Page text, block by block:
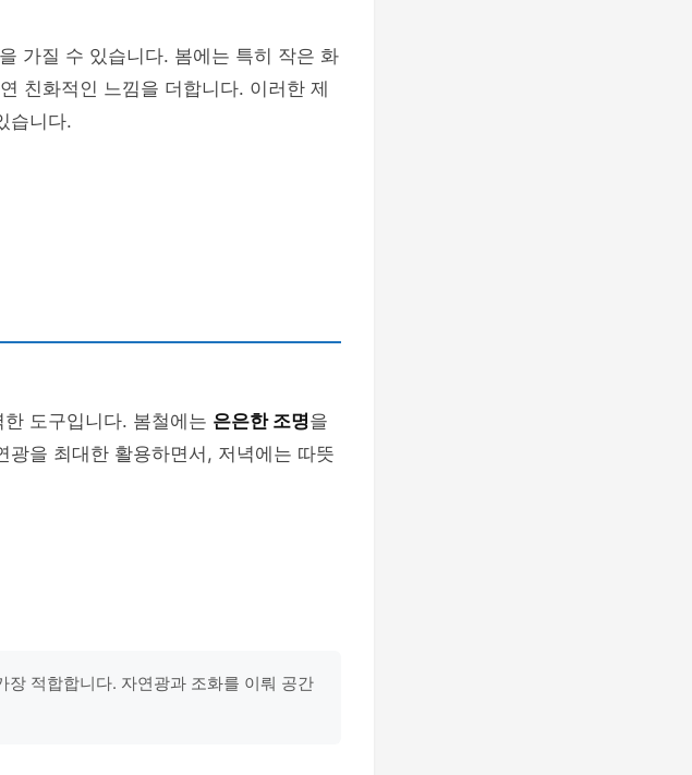
가질 수 있습니다. 봄에는 특히 작은 화
친화적인 느낌을 더합니다. 이러한 제
습니다.
도구입니다. 봄철에는 은은한 조명을
을 최대한 활용하면서, 저녁에는 따뜻
적합합니다. 자연광과 조화를 이뤄 공간